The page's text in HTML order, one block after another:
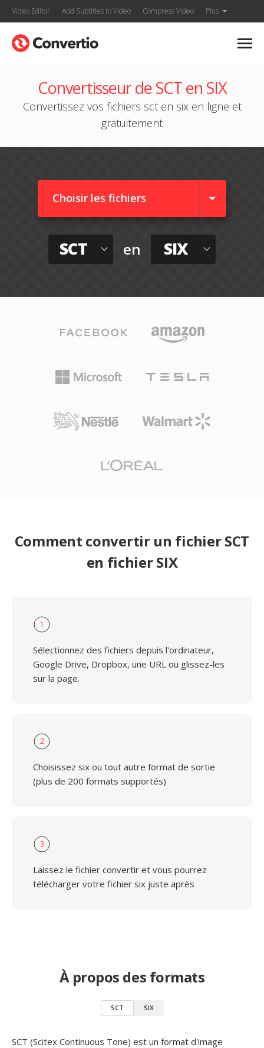
Video Editor Add Subtitles to Video Compress Video Plus
Convertisseur de SCT en SIX
Convertissez vos fichiers sct en six en ligne et
gratuitement
Choisir les fichiers
SCT en SIX
Comment convertir un fichier SCT
en fichier SIX
1
Sélectionnez des fichiers depuis l'ordinateur,
Google Drive, Dropbox, une URL ou glissez-les
sur la page.
2
Choisissez six ou tout autre format de sortie
(plus de 200 formats supportés)
3
Laissez le fichier convertir et vous pourrez
télécharger votre fichier six juste après
À propos des formats
SCT SIX
SCT (Scitex Continuous Tone) est un format d'image